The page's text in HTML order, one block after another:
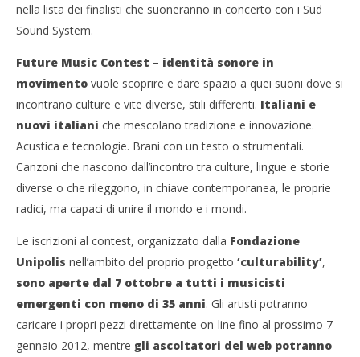
nella lista dei finalisti che suoneranno in concerto con i Sud
Sound System.
Future Music Contest – identità sonore in
movimento vuole scoprire e dare spazio a quei suoni dove si
incontrano culture e vite diverse, stili differenti. Italiani e
nuovi italiani che mescolano tradizione e innovazione.
Acustica e tecnologie. Brani con un testo o strumentali.
Canzoni che nascono dall’incontro tra culture, lingue e storie
diverse o che rileggono, in chiave contemporanea, le proprie
radici, ma capaci di unire il mondo e i mondi.
Le iscrizioni al contest, organizzato dalla Fondazione
Unipolis nell’ambito del proprio progetto ‘culturability’,
sono aperte dal 7 ottobre a tutti i musicisti
emergenti con meno di 35 anni. Gli artisti potranno
caricare i propri pezzi direttamente on-line fino al prossimo 7
gennaio 2012, mentre gli ascoltatori del web potranno